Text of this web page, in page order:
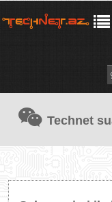
Technet